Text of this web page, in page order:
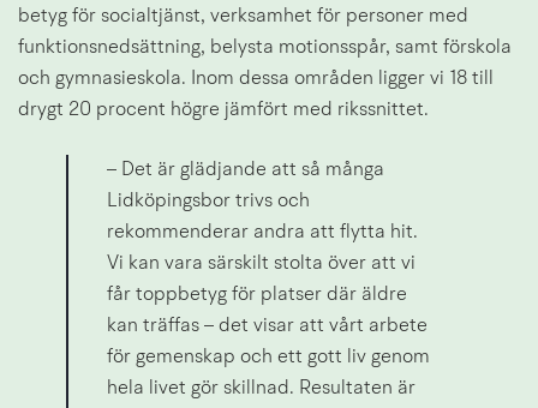
betyg för socialtjänst, verksamhet för personer med
funktionsnedsättning, belysta motionsspår, samt förskola
och gymnasieskola. Inom dessa områden ligger vi 18 till
drygt 20 procent högre jämfört med rikssnittet.
– Det är glädjande att så många
Lidköpingsbor trivs och
rekommenderar andra att flytta hit.
Vi kan vara särskilt stolta över att vi
får toppbetyg för platser där äldre
kan träffas – det visar att vårt arbete
för gemenskap och ett gott liv genom
hela livet gör skillnad. Resultaten är